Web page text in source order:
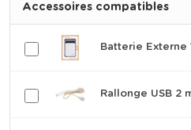
Accessoires compatibles
Batterie Externe
Rallonge USB 2